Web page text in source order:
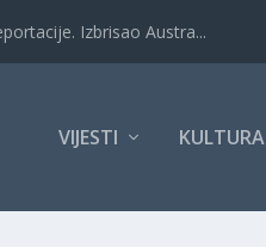
Izbrisao Austra...
VIJESTI KULTURA